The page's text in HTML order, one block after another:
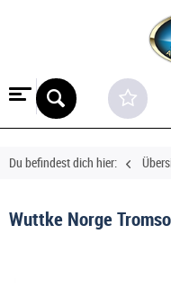
Du befindest dich hier:
Wuttke Norge